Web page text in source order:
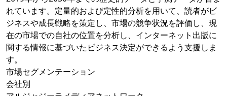
れています。定量的および定性的分析を用いて、読者がビ
ジネスや成長戦略を策定し、市場の競争状況を評価し、現
在の市場での自社の位置を分析し、インターネット出版に
関する情報に基づいたビジネス決定ができるよう支援しま
す。
市場セグメンテーション
会社別